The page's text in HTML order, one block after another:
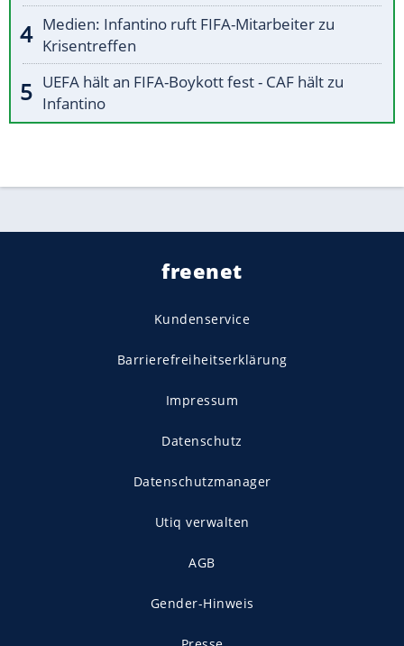
Medien: Infantino ruft FIFA-Mitarbeiter zu
Krisentreffen
UEFA hält an FIFA-Boykott fest - CAF hält zu
Infantino
freenet
Kundenservice
Barrierefreiheitserklärung
Impressum
Datenschutz
Datenschutzmanager
Utiq verwalten
AGB
Gender-Hinweis